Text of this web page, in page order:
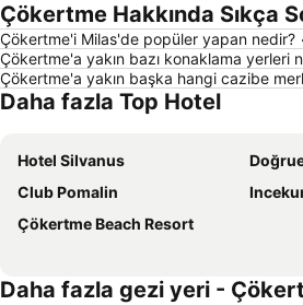
Çökertme Hakkında Sıkça
Çökertme'i Milas'de popüler yapan nedir?
Çökertme'a yakın bazı konaklama yerleri
Çökertme'a yakın başka hangi cazibe
Daha fazla Top Hotel
Hotel Silvanus
Club Pomalin
Çökertme Beach Resort
Daha fazla gezi yeri -